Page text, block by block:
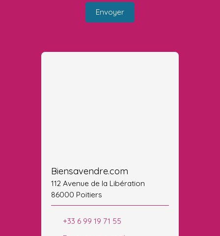
Envoyer
Biensavendre.com
112 Avenue de la Libération
86000 Poitiers
+33 6 99 19 71 55